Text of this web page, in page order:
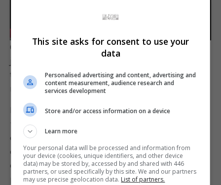
Play Mute SettingsEnter
O “Nintendo PlayStation” possui um slot para
também uma unidade de CD-ROM destinada a
reproduzir mídia e jogos baseados em disco.
Embora a unidade de CD-ROM não estivesse
funcionando quando o protótipo foi encontrado,
ela foi reparada e agora é capaz de reproduzir CDs
de música como o PlayStation produzido
comercialmente, mas não há software
proprietário que tenha sido produzido. Uma
This site asks for consent to use your
data
Personalised advertising and content, advertising and
content measurement, audience research and
services development
Store and/or access information on a device
Learn more
Your personal data will be processed and information from
your device (cookies, unique identifiers, and other device
data) may be stored by, accessed by and shared with 446
partners, or used specifically by this site. We and our partners
may use precise geolocation data. List of partners.